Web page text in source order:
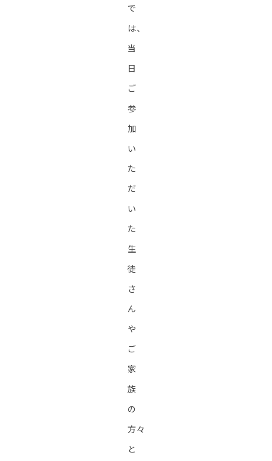
で
は、
当
日
ご
参
加
い
た
だ
い
た
生
徒
さ
ん
や
ご
家
族
の
方々
と